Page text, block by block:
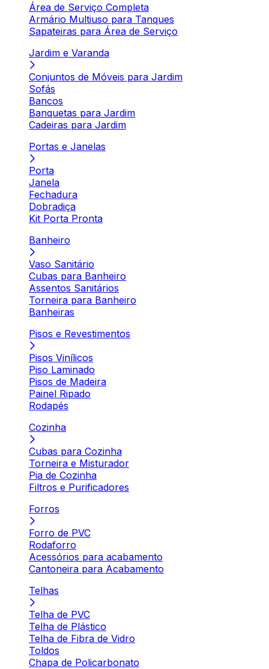
Área de Serviço Completa
Armário Multiuso para Tanques
Sapateiras para Área de Serviço
Jardim e Varanda
Conjuntos de Móveis para Jardim
Sofás
Bancos
Banquetas para Jardim
Cadeiras para Jardim
Portas e Janelas
Porta
Janela
Fechadura
Dobradiça
Kit Porta Pronta
Banheiro
Vaso Sanitário
Cubas para Banheiro
Assentos Sanitários
Torneira para Banheiro
Banheiras
Pisos e Revestimentos
Pisos Vinílicos
Piso Laminado
Pisos de Madeira
Painel Ripado
Rodapés
Cozinha
Cubas para Cozinha
Torneira e Misturador
Pia de Cozinha
Filtros e Purificadores
Forros
Forro de PVC
Rodaforro
Acessórios para acabamento
Cantoneira para Acabamento
Telhas
Telha de PVC
Telha de Plástico
Telha de Fibra de Vidro
Toldos
Chapa de Policarbonato